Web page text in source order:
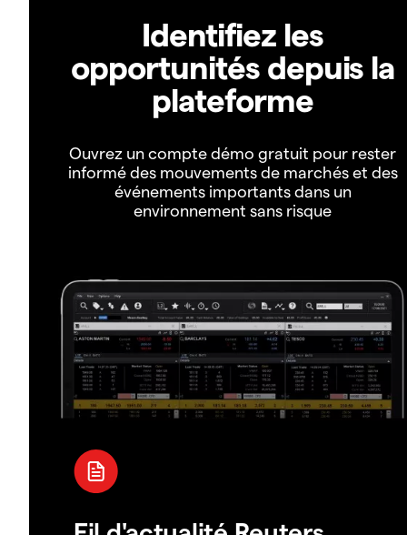
Identifiez les
opportunités depuis la
plateforme
Ouvrez un compte démo gratuit pour rester
informé des mouvements de marchés et des
événements importants dans un
environnement sans risque